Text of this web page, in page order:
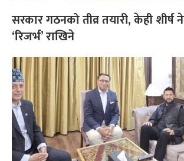
सरकार गठनको तीव्र तयारी, केही शीर्ष
‘रिजर्भ’ राखिने